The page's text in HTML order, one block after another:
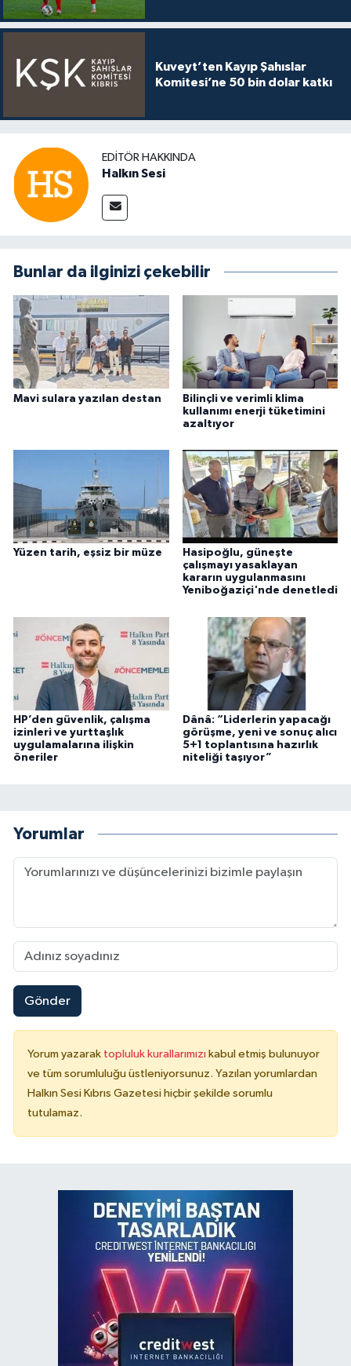
Kuveyt’ten Kayıp Şahıslar
Komitesi’ne 50 bin dolar katkı
EDITÖR HAKKINDA
Halkın Sesi
Bunlar da ilginizi çekebilir
Mavi sulara yazılan destan
Bilinçli ve verimli klima
kullanımı enerji tüketimini
azaltıyor
Yüzen tarih, eşsiz bir müze
Hasipoğlu, güneşte
çalışmayı yasaklayan
kararın uygulanmasını
Yeniboğaziçi'nde denetledi
HP’den güvenlik, çalışma
izinleri ve yurttaşlık
uygulamalarına ilişkin
öneriler
Dânâ: “Liderlerin yapacağı
görüşme, yeni ve sonuç alıcı
5+1 toplantısına hazırlık
niteliği taşıyor”
Yorumlar
Gönder
Yorum yazarak topluluk kurallarımızı kabul etmiş bulunuyor
ve tüm sorumluluğu üstleniyorsunuz. Yazılan yorumlardan
Halkın Sesi Kıbrıs Gazetesi hiçbir şekilde sorumlu
tutulamaz.